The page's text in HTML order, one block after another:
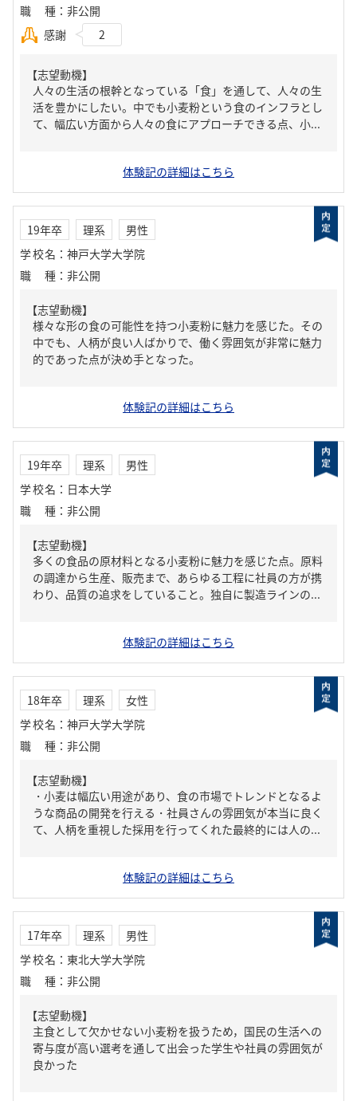
職種 ： 非公開
感謝
2
【志望動機】
人々の生活の根幹となっている「食」を通して、人々の生
活を豊かにしたい。中でも小麦粉という食のインフラとし
て、幅広い方面から人々の食にアプローチできる点、小...
体験記の詳細はこちら
19年卒 理系
男性
学校名 ： 神戸大学大学院
職種 ： 非公開
【志望動機】
様々な形の食の可能性を持つ小麦粉に魅力を感じた。その
中でも、人柄が良い人ばかりで、働く雰囲気が非常に魅力
的であった点が決め手となった。
体験記の詳細はこちら
19年卒 理系
男性
学校名 ： 日本大学
職種 ： 非公開
【志望動機】
多くの食品の原材料となる小麦粉に魅力を感じた点。原料
の調達から生産、販売まで、あらゆる工程に社員の方が携
わり、品質の追求をしていること。独自に製造ラインの...
体験記の詳細はこちら
18年卒 理系
女性
学校名 ： 神戸大学大学院
職種 ： 非公開
【志望動機】
・小麦は幅広い用途があり、食の市場でトレンドとなるよ
うな商品の開発を行える・社員さんの雰囲気が本当に良く
て、人柄を重視した採用を行ってくれた最終的には人の...
体験記の詳細はこちら
17年卒 理系
男性
学校名 ： 東北大学大学院
職種 ： 非公開
【志望動機】
主食として欠かせない小麦粉を扱うため，国民の生活への
寄与度が高い選考を通して出会った学生や社員の雰囲気が
良かった